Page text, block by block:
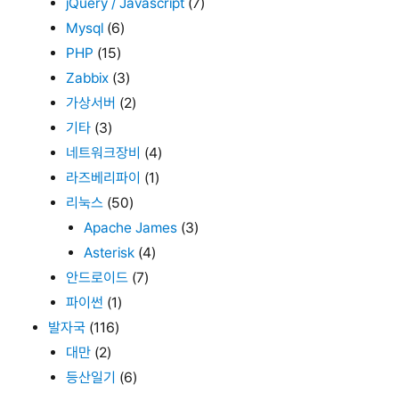
jQuery / Javascript (7)
Mysql (6)
PHP (15)
Zabbix (3)
가상서버 (2)
기타 (3)
네트워크장비 (4)
라즈베리파이 (1)
리눅스 (50)
Apache James (3)
Asterisk (4)
안드로이드 (7)
파이썬 (1)
발자국 (116)
대만 (2)
등산일기 (6)